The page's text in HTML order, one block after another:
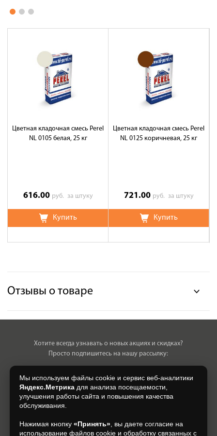
Цветная кладочная смесь Perel
NL 0105 белая, 25 кг
616.00 руб. за штуку
Купить
Цветная кладочная смесь Perel
NL 0125 коричневая, 25 кг
721.00 руб. за штуку
Купить
Отзывы о товаре
Хотите всегда узнавать о новых акциях и скидках?
Просто подпишитесь на нашу рассылку:
Нажимая на кнопку, я даю свое согласие на обработку моих
персональных данных, на условиях и для целей, определенных в
Мы используем файлы cookie и сервис веб-аналитики
Яндекс.Метрика для анализа посещаемости,
улучшения работы сайта и повышения качества
обслуживания.
Нажимая кнопку «Принять» , вы даете согласие на
использование файлов cookie и обработку связанных с